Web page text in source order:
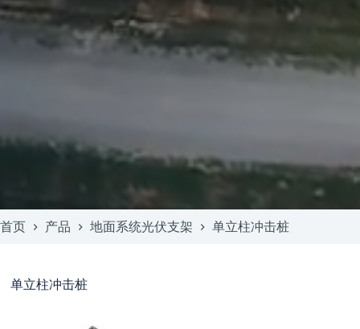
首页 产品 地面系统光伏支架 单立柱冲击桩
单立柱冲击桩